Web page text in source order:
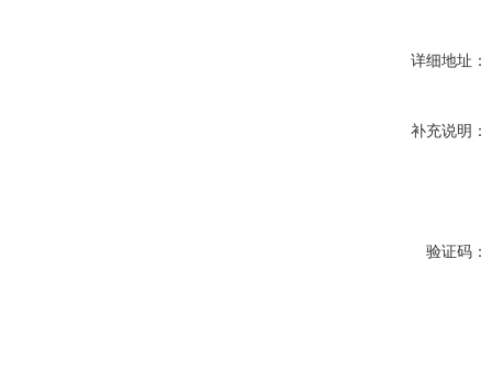
详细地址：
补充说明：
验证码：